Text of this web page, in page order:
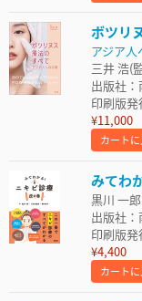
ボツリ
アジア人
三井 浩(
出版社：
印刷版
¥11,000
カート
みてわ
黒川 一
出版社：
印刷版
¥4,400
カート